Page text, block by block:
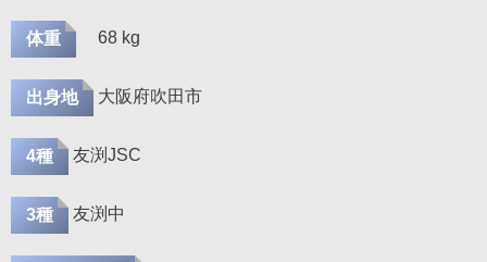
体重 68 kg
出身地 大阪府吹田市
4種 友渕JSC
3種 友渕中